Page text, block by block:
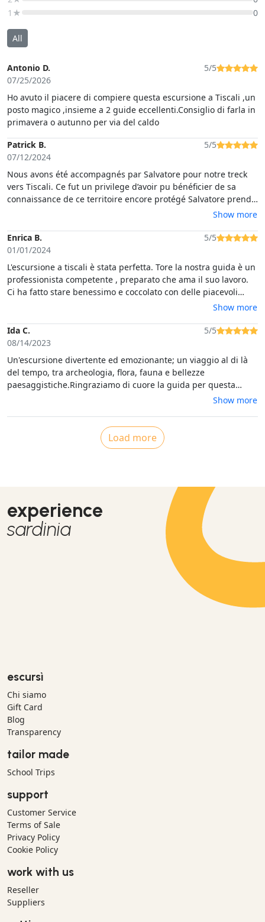
1★
0
All
Antonio D.
07/25/2026
5/5
Ho avuto il piacere di compiere questa escursione a Tiscali ,un
posto magico ,insieme a 2 guide eccellenti.Consiglio di farla in
primavera o autunno per via del caldo
Patrick B.
07/12/2024
5/5
Nous avons été accompagnés par Salvatore pour notre treck
vers Tiscali. Ce fut un privilege d’avoir pu bénéficier de sa
connaissance de ce territoire encore protégé Salvatore prend
professionnalisme, sa disponibilité et sa gentillesse…Ce fut
une belle journée de partage…Nous recommandons vivement
Show more
Enrica B.
01/01/2024
5/5
L'escursione a tiscali è stata perfetta. Tore la nostra guida è un
professionista competente , preparato che ama il suo lavoro.
Ci ha fatto stare benessimo e coccolato con delle piacevoli
degustazioni.Complessivamente un esperienza positivissima.
Show more
Ida C.
08/14/2023
5/5
Un'escursione divertente ed emozionante; un viaggio al di là
del tempo, tra archeologia, flora, fauna e bellezze
paesaggistiche.Ringraziamo di cuore la guida per questa
Show more
Load more
experience
sardinia
escursì
Chi siamo
Gift Card
Blog
Transparency
tailor made
School Trips
support
Customer Service
Terms of Sale
Privacy Policy
Cookie Policy
work with us
Reseller
Suppliers